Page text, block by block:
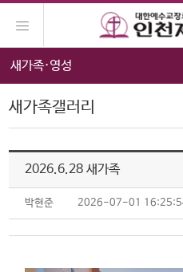
새가족·영성
새가족갤러리
2026.6.28 새가족
박현준 2026-07-01